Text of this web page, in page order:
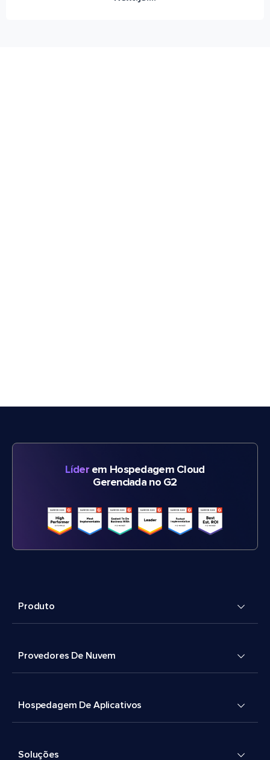
Líderem Hospedagem Cloud
Gerenciada no G2
Produto
Provedores De Nuvem
Hospedagem De Aplicativos
Soluções